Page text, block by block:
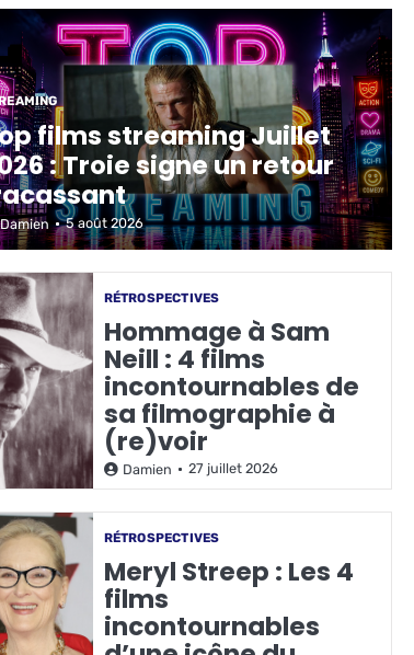
films streaming Juillet
: Troie signe un retour
Damien 5 août 2026
RÉTROSPECTIVES
Hommage à Sam
Neill : 4 films
incontournables de
sa filmographie à
(re)voir
Damien 27 juillet 2026
RÉTROSPECTIVES
Meryl Streep : Les 4
films
incontournables